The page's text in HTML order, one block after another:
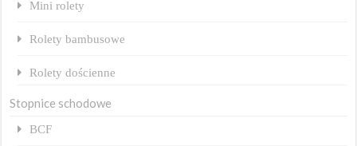
Mini rolety
Rolety bambusowe
Rolety dościenne
Stopnice schodowe
BCF